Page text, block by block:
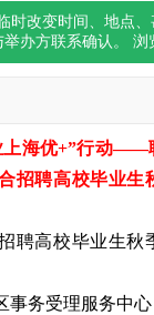
时改变时间、地点
办方联系确认。 浏
上海优+”行动
招聘高校毕业生
聘高校毕业生秋
事务受理服务中心